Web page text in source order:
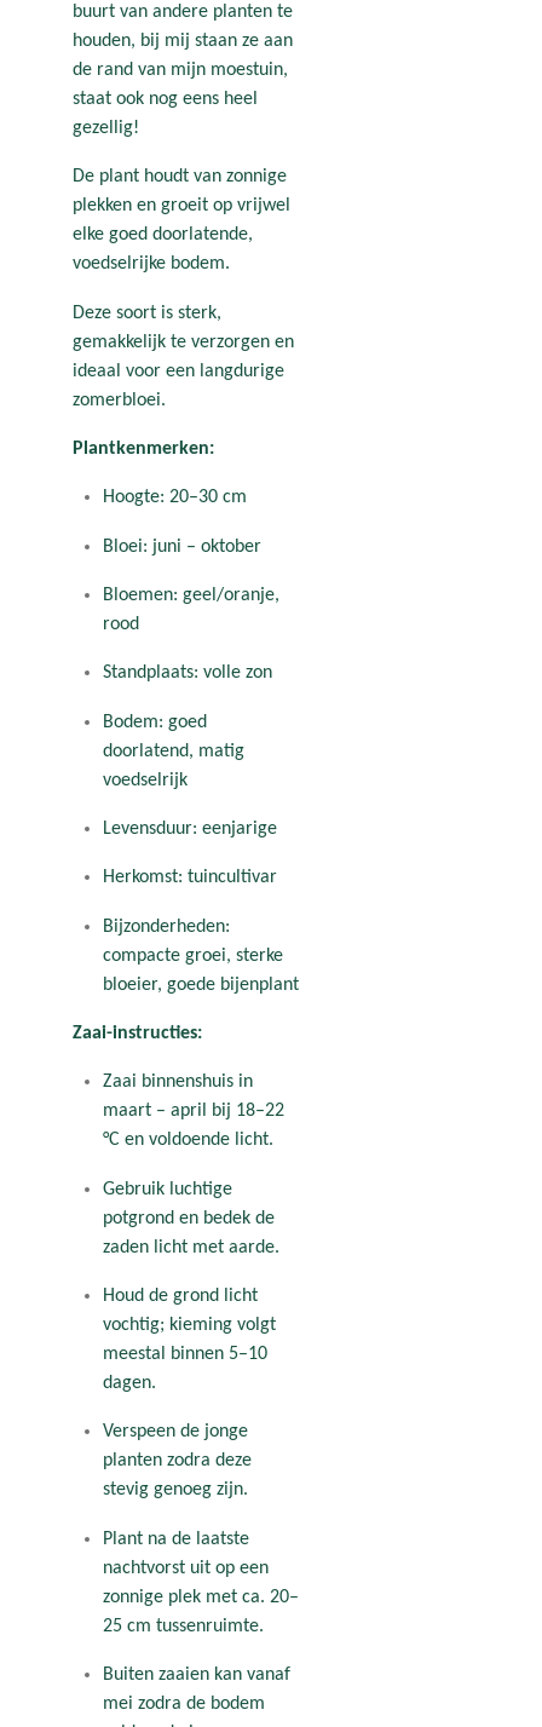
buurt van andere planten te
houden, bij mij staan ze aan
de rand van mijn moestuin,
staat ook nog eens heel
gezellig!
De plant houdt van zonnige
plekken en groeit op vrijwel
elke goed doorlatende,
voedselrijke bodem.
Deze soort is sterk,
gemakkelijk te verzorgen en
ideaal voor een langdurige
zomerbloei.
Plantkenmerken:
Hoogte: 20–30 cm
Bloei: juni – oktober
Bloemen: geel/oranje,
rood
Standplaats: volle zon
Bodem: goed
doorlatend, matig
voedselrijk
Levensduur: eenjarige
Herkomst: tuincultivar
Bijzonderheden:
compacte groei, sterke
bloeier, goede bijenplant
Zaai-instructies:
Zaai binnenshuis in
maart – april bij 18–22
°C en voldoende licht.
Gebruik luchtige
potgrond en bedek de
zaden licht met aarde.
Houd de grond licht
vochtig; kieming volgt
meestal binnen 5–10
dagen.
Verspeen de jonge
planten zodra deze
stevig genoeg zijn.
Plant na de laatste
nachtvorst uit op een
zonnige plek met ca. 20–
25 cm tussenruimte.
Buiten zaaien kan vanaf
mei zodra de bodem